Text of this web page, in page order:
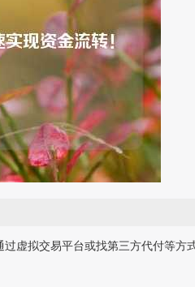
虚拟交易平台或找第三方代付等方